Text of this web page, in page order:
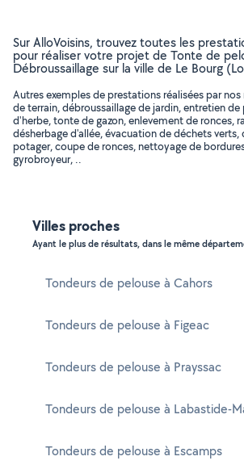
Sur AlloVoisins, trouvez toutes les
pour réaliser votre projet de Tonte de
Débroussaillage sur la ville de Le Bourg
Autres exemples de prestations réalisées par
de terrain, débroussaillage de jardin, entretien
d'herbe, tonte de gazon, enlevement de ronces,
désherbage d'allée, évacuation de déchets verts,
potager, coupe de ronces, nettoyage de
gyrobroyeur, ..
Villes proches
Ayant le plus de résultats, dans le même
Tondeurs de pelouse à Cahors
Tondeurs de pelouse à Figeac
Tondeurs de pelouse à Prayssac
Tondeurs de pelouse à Labastide-
Tondeurs de pelouse à Escamps